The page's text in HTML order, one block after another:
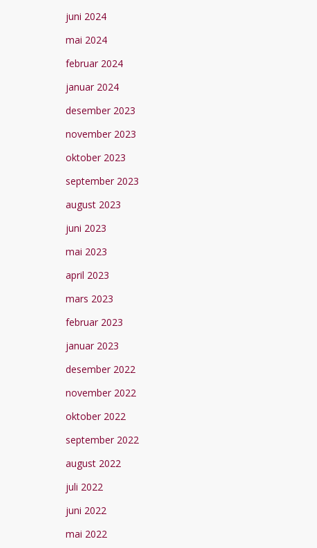
juni 2024
mai 2024
februar 2024
januar 2024
desember 2023
november 2023
oktober 2023
september 2023
august 2023
juni 2023
mai 2023
april 2023
mars 2023
februar 2023
januar 2023
desember 2022
november 2022
oktober 2022
september 2022
august 2022
juli 2022
juni 2022
mai 2022